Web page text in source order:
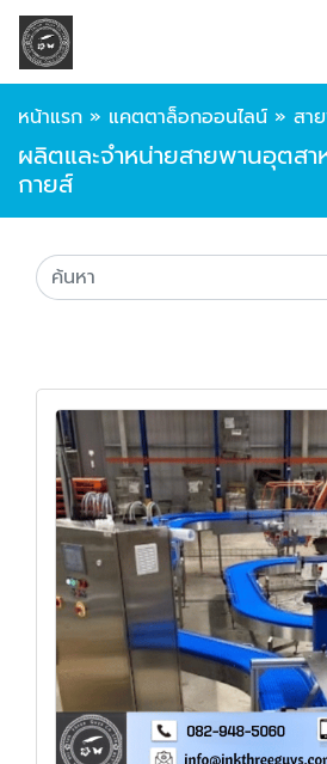
หน้าแรก » แคตตาล็อกออนไลน์ » สา
ผลิตและจำหน่ายสายพานอุตส
กายส์